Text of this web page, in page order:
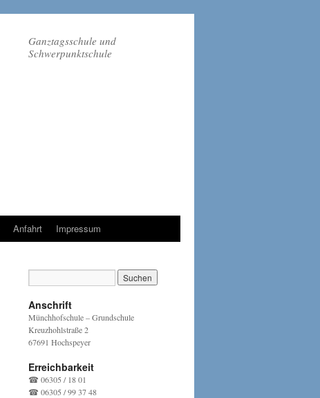
Ganztagsschule und
Schwerpunktschule
Anfahrt Impressum
Anschrift
Münchhofschule – Grundschule
Kreuzhohlstraße 2
67691 Hochspeyer
Erreichbarkeit
☎ 06305 / 18 01
☎ 06305 / 99 37 48